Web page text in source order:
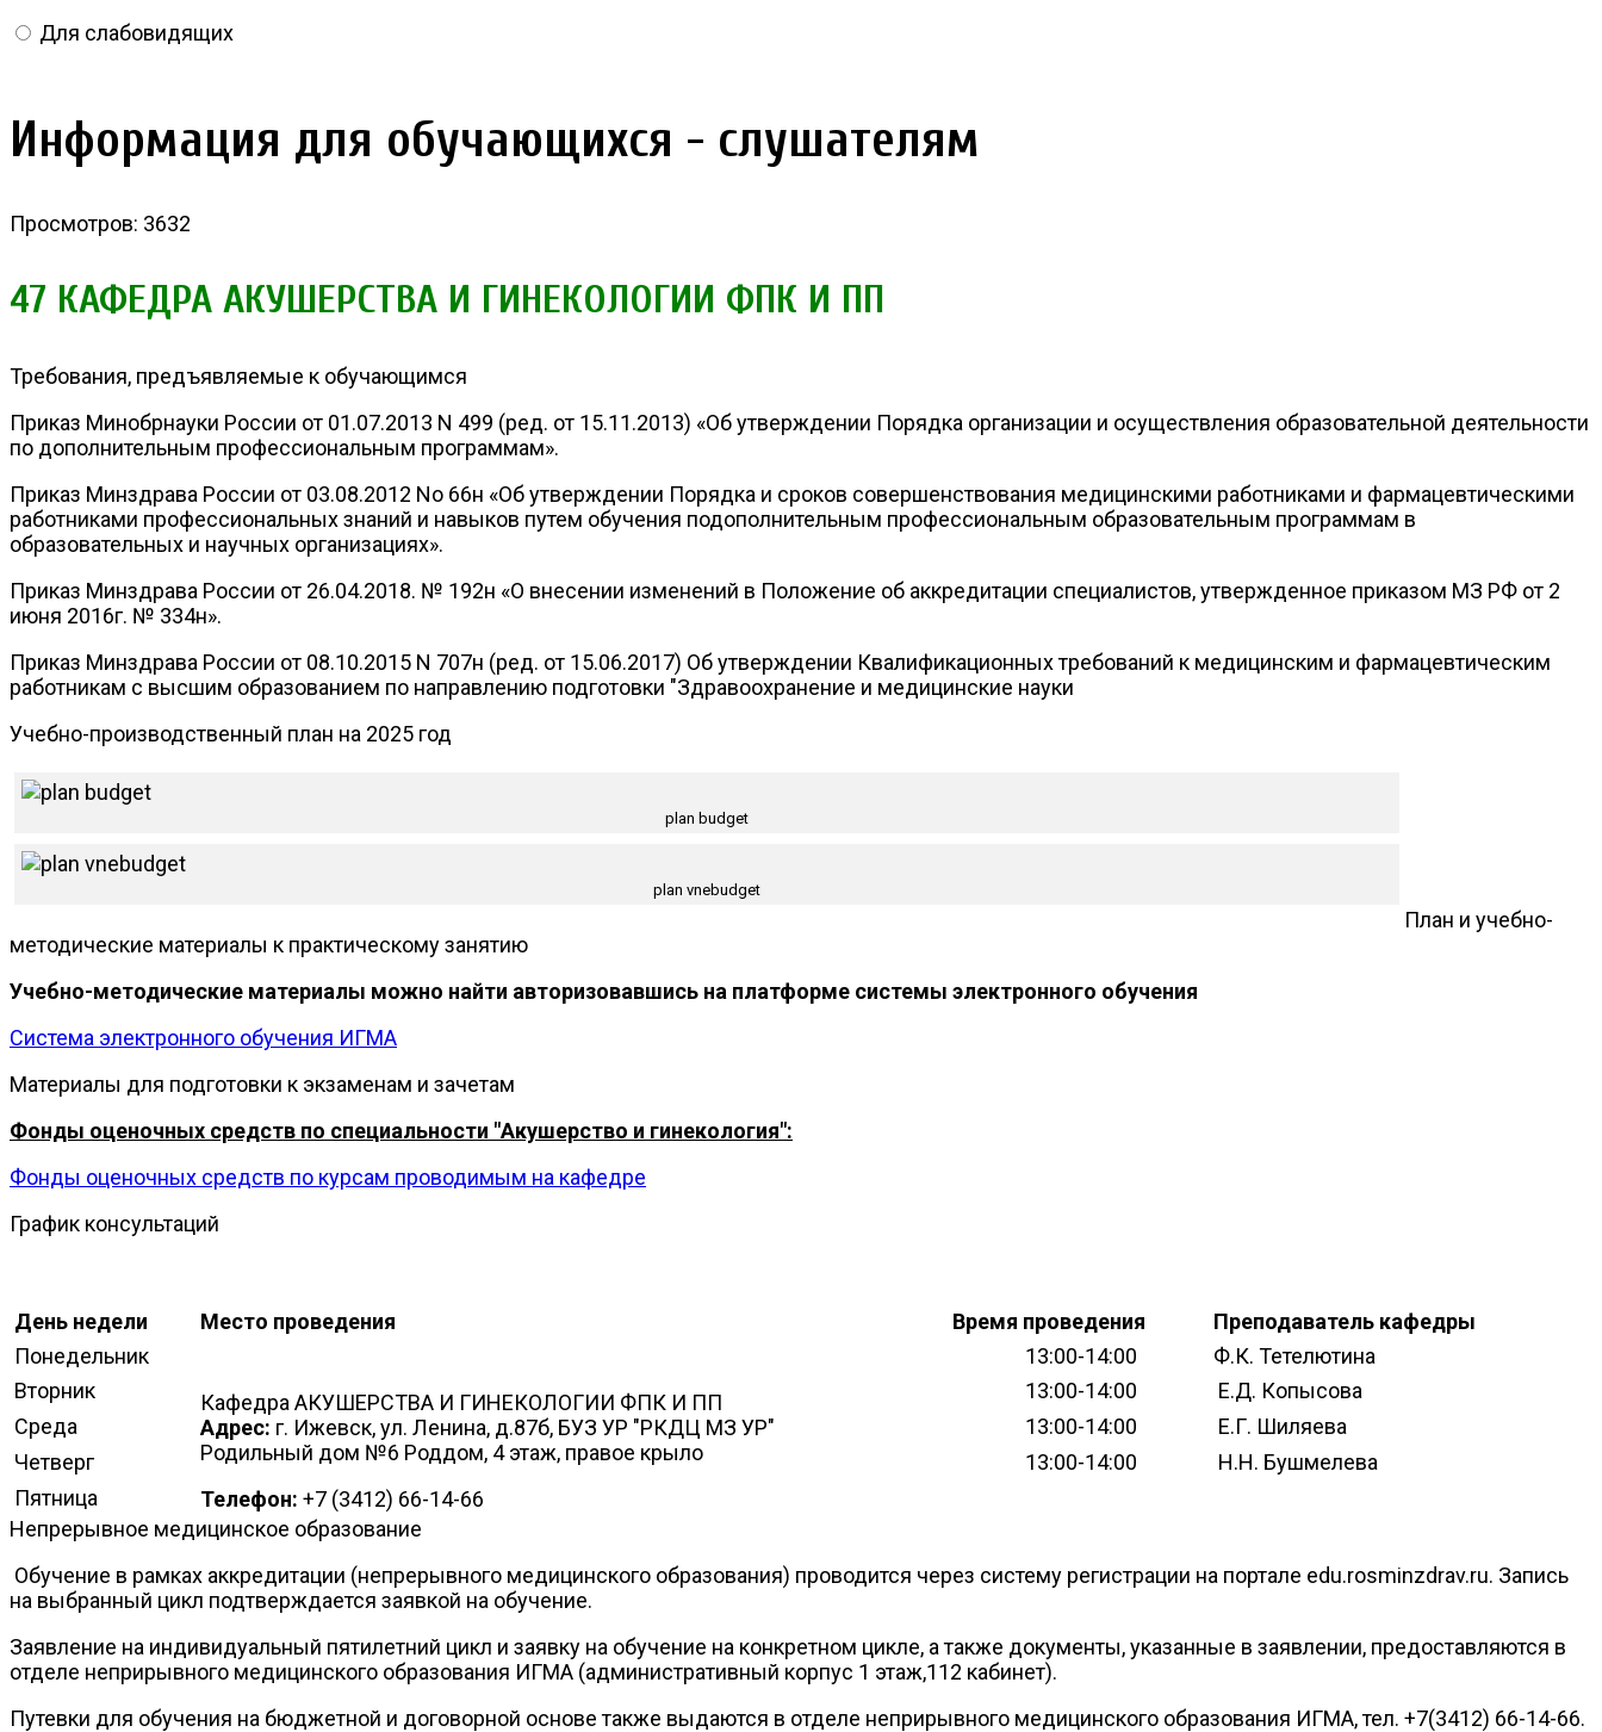
Для слабовидящих
Информация для обучающихся - слушателям
Просмотров: 3632
47 КАФЕДРА АКУШЕРСТВА И ГИНЕКОЛОГИИ ФПК И ПП
Требования, предъявляемые к обучающимся
Приказ Минобрнауки России от 01.07.2013 N 499 (ред. от 15.11.2013) «Об утверждении Порядка организации и осуществления образовательной деятельности
по дополнительным профессиональным программам».
Приказ Минздрава России от 03.08.2012 No 66н «Об утверждении Порядка и сроков совершенствования медицинскими работниками и фармацевтическими
работниками профессиональных знаний и навыков путем обучения подополнительным профессиональным образовательным программам в
образовательных и научных организациях».
Приказ Минздрава России от 26.04.2018. № 192н «О внесении изменений в Положение об аккредитации специалистов, утвержденное приказом МЗ РФ от 2
июня 2016г. № 334н».
Приказ Минздрава России от 08.10.2015 N 707н (ред. от 15.06.2017) Об утверждении Квалификационных требований к медицинским и фармацевтическим
работникам с высшим образованием по направлению подготовки "Здравоохранение и медицинские науки
Учебно-производственный план на 2025 год
plan budget
plan vnebudget
План и учебно-
методические материалы к практическому занятию
Учебно-методические материалы можно найти авторизовавшись на платформе системы электронного обучения
Система электронного обучения ИГМА
Материалы для подготовки к экзаменам и зачетам
Фонды оценочных средств по специальности "Акушерство и гинекология":
Фонды оценочных средств по курсам проводимым на кафедре
График консультаций
День недели Место проведения Время проведения
Преподаватель кафедры
Понедельник
Кафедра АКУШЕРСТВА И ГИНЕКОЛОГИИ ФПК И ПП
Адрес: г. Ижевск, ул. Ленина, д.87б, БУЗ УР "РКДЦ МЗ УР"
Родильный дом №6 Роддом, 4 этаж, правое крыло
Телефон: +7 (3412) 66-14-66
13:00-14:00
Ф.К. Тетелютина
Вторник
13:00-14:00
Е.Д. Копысова
Среда
13:00-14:00
Е.Г. Шиляева
Четверг
13:00-14:00
Н.Н. Бушмелева
Пятница
Непрерывное медицинское образование
Обучение в рамках аккредитации (непрерывного медицинского образования) проводится через систему регистрации на портале edu.rosminzdrav.ru. Запись
на выбранный цикл подтверждается заявкой на обучение.
Заявление на индивидуальный пятилетний цикл и заявку на обучение на конкретном цикле, а также документы, указанные в заявлении, предоставляются в
отделе неприрывного медицинского образования ИГМА (административный корпус 1 этаж,112 кабинет).
Путевки для обучения на бюджетной и договорной основе также выдаются в отделе неприрывного медицинского образования ИГМА, тел. +7(3412) 66-14-66.